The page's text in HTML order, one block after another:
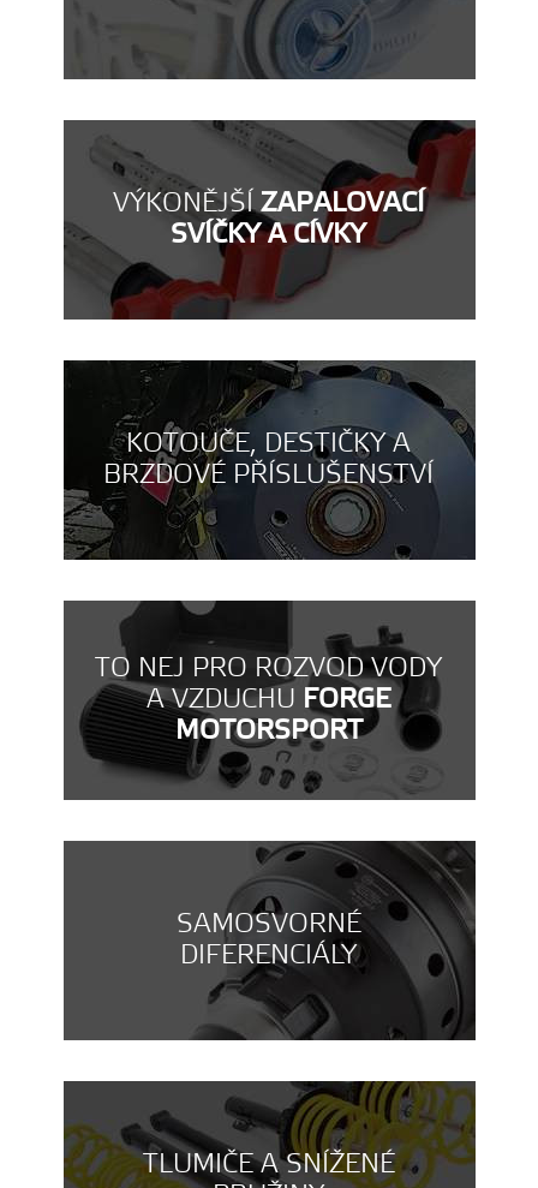
VÝKONĚJŠÍZAPALOVACÍ
SVÍČKY A CÍVKY
KOTOUČE, DESTIČKY A
BRZDOVÉ PŘÍSLUŠENSTVÍ
TO NEJ PRO ROZVOD VODY
A VZDUCHU FORGE
MOTORSPORT
SAMOSVORNÉ
DIFERENCIÁLY
TLUMIČE A SNÍŽENÉ